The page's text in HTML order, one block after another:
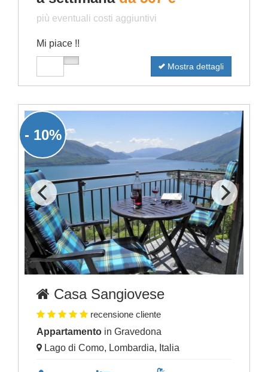
più eventuali costi aggiuntivi
Mi piace !!
Mostra dettagli
- 10%
Casa Sangiovese
recensione cliente
Appartamento in Gravedona
Lago di Como, Lombardia, Italia